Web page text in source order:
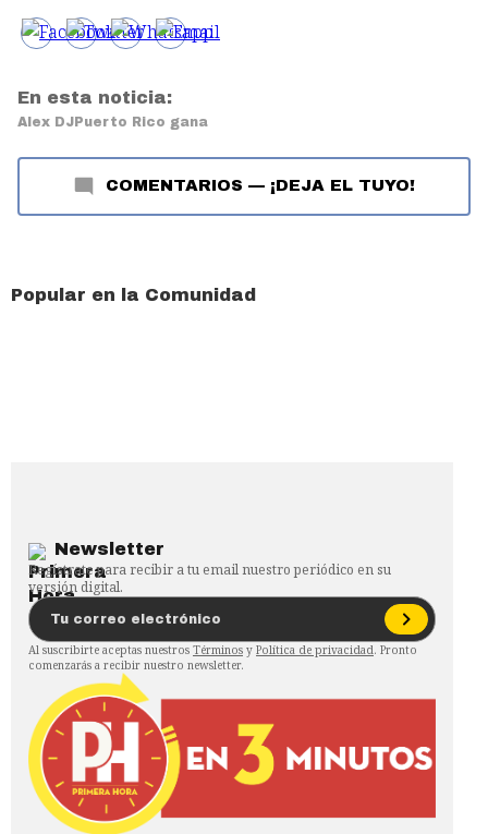
En esta noticia:
Alex DJ Puerto Rico gana
COMENTARIOS — ¡DEJA EL TUYO!
Popular en la Comunidad
Newsletter
Regístrate para recibir a tu email nuestro periódico en su
versión digital.
Al suscribirte aceptas nuestros Términos y Política de privacidad. Pronto
comenzarás a recibir nuestro newsletter.